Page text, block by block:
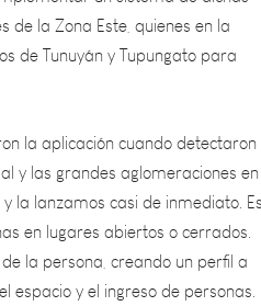
cuando detectaron
las grandes aglomeraciones en
lanzamos casi de inmediato. Es
lugares abiertos o cerrados.
la persona, creando un perfil a
y el ingreso de personas.
de la persona”, explicó